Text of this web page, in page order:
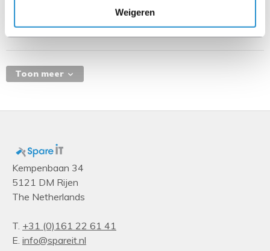
Weigeren
Diepte
197,4 mm
Breedte
Breedte
Energie
Laad-capaciteit
10000 VA
10000 VA
Stroom (max.)
Toon meer
Kempenbaan 34
5121 DM Rijen
The Netherlands
T. +31 (0)161 22 61 41
E. info@spareit.nl